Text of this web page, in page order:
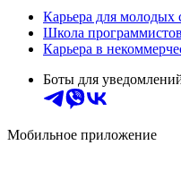
Карьера для молодых
Школа программистов
Карьера в
Боты для
Мобильное приложение